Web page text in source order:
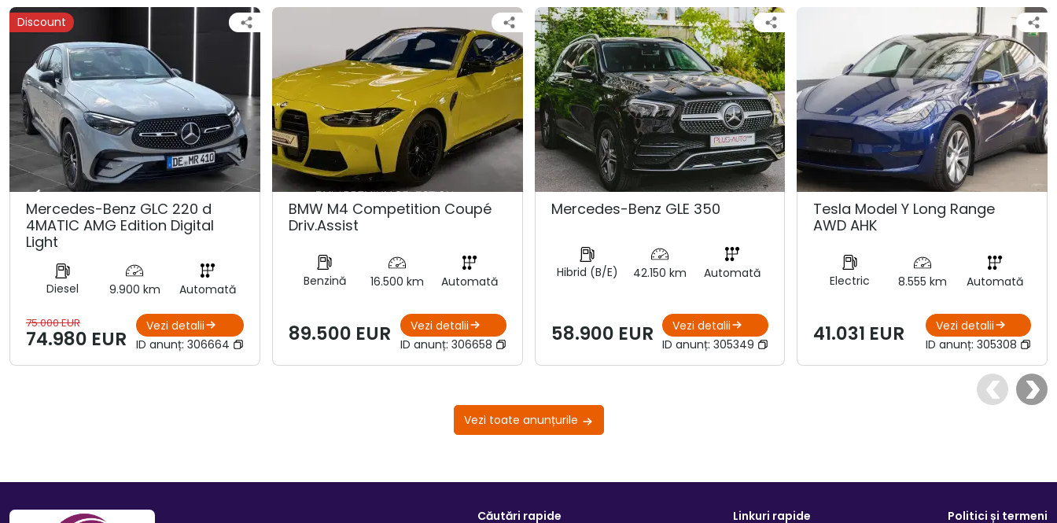
Discount
Mercedes-Benz GLC 220 d
4MATIC AMG Edition Digital
Light
Diesel 9.900 km Automată
75.000 EUR
74.980 EUR
Vezi detalii
ID anunț: 306664
BMW M4 Competition Coupé
Driv.Assist
Benzină 16.500 km Automată
89.500 EUR
Vezi detalii
ID anunț: 306658
Mercedes-Benz GLE 350
Hibrid (B/E) 42.150 km Automată
58.900 EUR
Vezi detalii
ID anunț:305349
Tesla Model Y Long Range
AWD AHK
Electric 8.555 km Automată
41.031 EUR
Vezi detalii
ID anunț: 305308
Vezi toate anunțurile
Căutări rapide Linkuri rapide Politici și termeni